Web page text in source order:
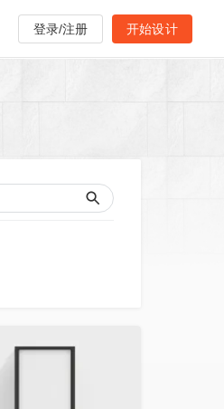
登录/注册 开始设计